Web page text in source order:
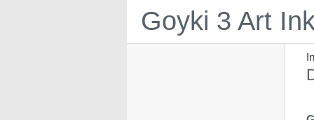
Goyki 3 Art